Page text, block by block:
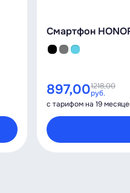
Смартфон
897,001218,00
руб.
с тарифом на 19